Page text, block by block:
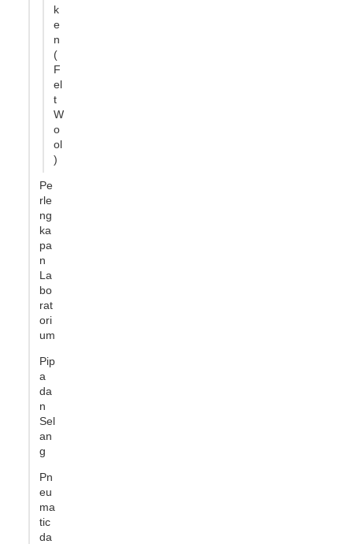
k
e
n
(
F
el
t
W
o
ol
)
Pe
rle
ng
ka
pa
n
La
bo
rat
ori
um
Pip
a
da
n
Sel
an
g
Pn
eu
ma
tic
da